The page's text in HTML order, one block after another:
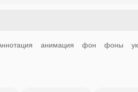
анимация фон фоны